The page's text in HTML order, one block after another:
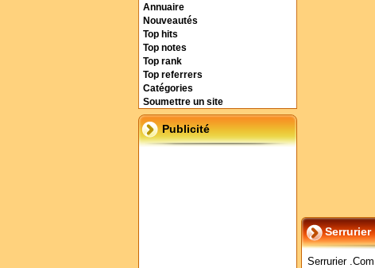
Annuaire
Nouveautés
Top hits
Top notes
Top rank
Top referrers
Catégories
Soumettre un site
Publicité
Serrurier
Serrurier